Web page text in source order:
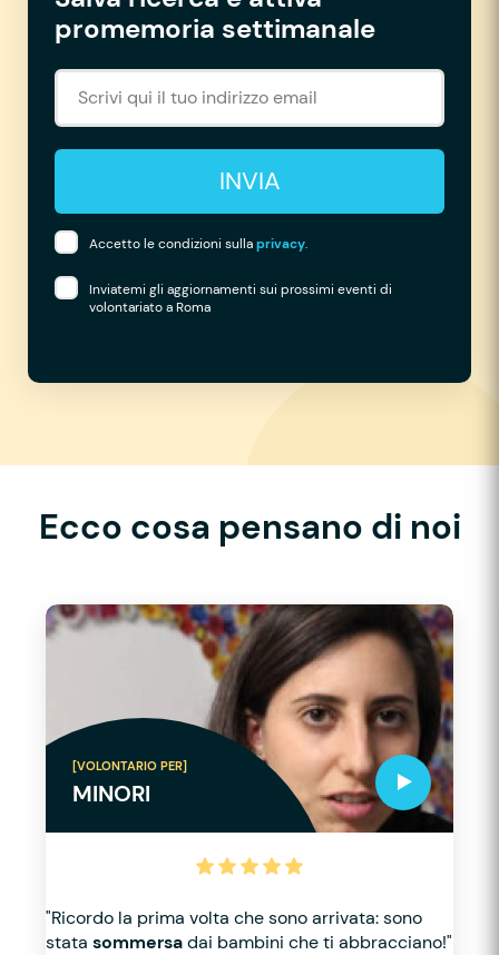
promemoria settimanale
INVIA
Accetto le condizioni sullaprivacy.
Inviatemi gli aggiornamenti sui prossimi eventi di
volontariato a Roma
Ecco cosa pensano di noi
[VOLONTARIO PER]
MINORI
"Ricordo la prima volta che sono arrivata: sono
stata sommersadai bambini che ti abbracciano!"